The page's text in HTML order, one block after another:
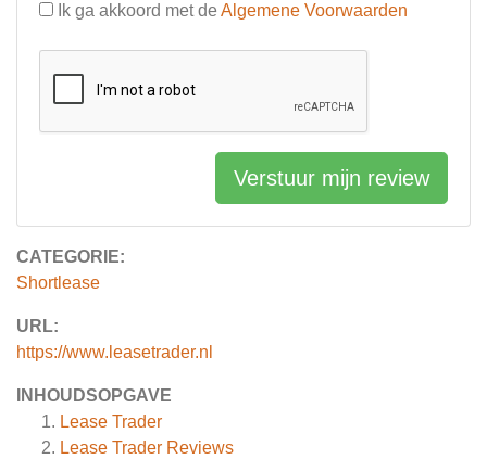
CATEGORIE:
Shortlease
URL:
https://www.leasetrader.nl
INHOUDSOPGAVE
Lease Trader
Lease Trader Reviews
Ik ga akkoord met de Algemene Voorwaarden
Verstuur mijn review